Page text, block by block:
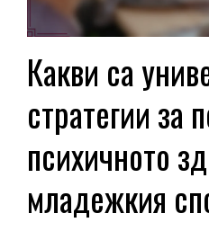
Какви са
стратегии за
психичното
младежкия